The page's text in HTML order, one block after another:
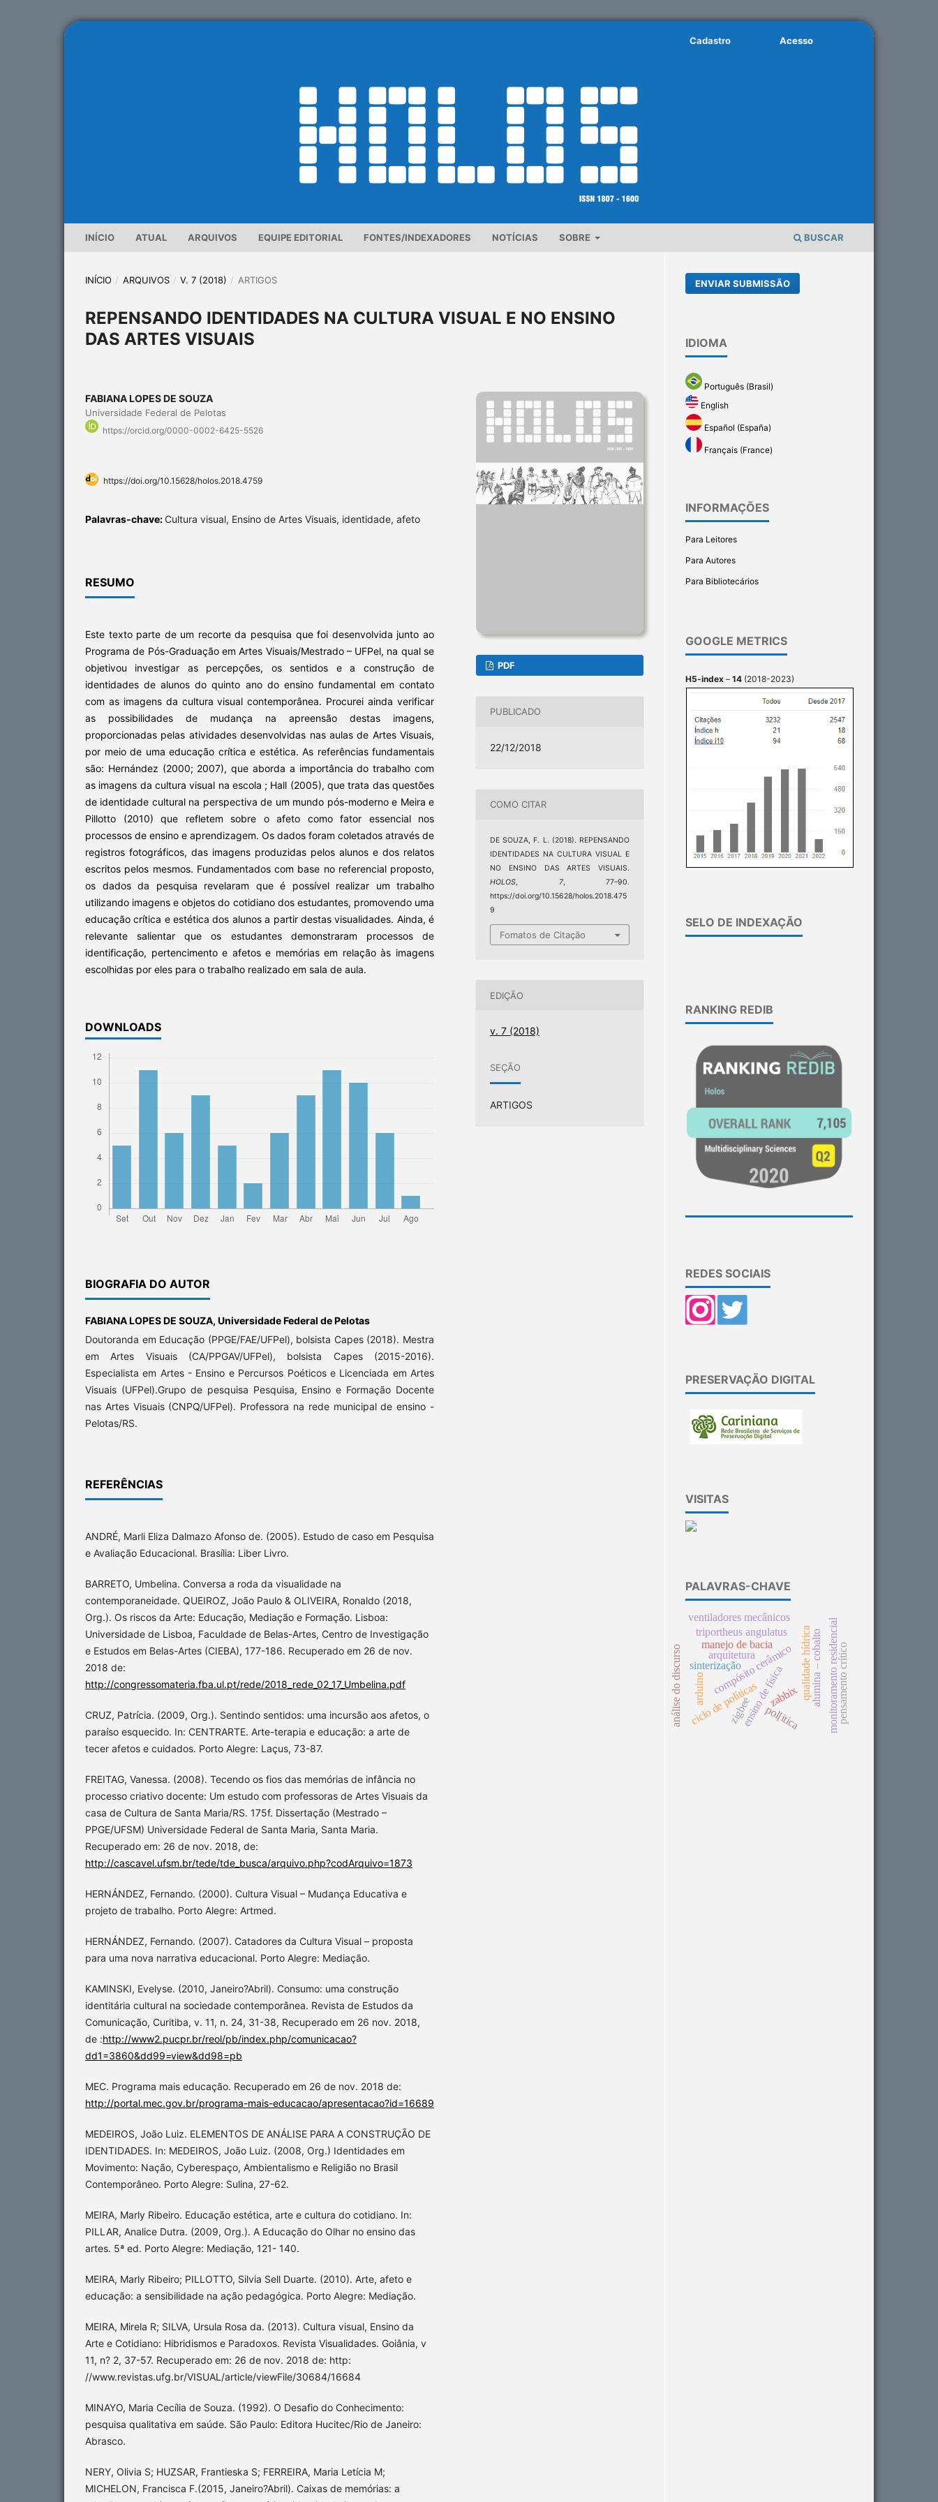
INÍCIO ATUAL ARQUIVOS EQUIPE EDITORIAL FONTES/INDEXADORES NOTÍCIAS SOBRE BUSCAR
Cadastro Acesso
INÍCIO / ARQUIVOS / V. 7 (2018) / ARTIGOS
REPENSANDO IDENTIDADES NA CULTURA VISUAL E NO ENSINO
DAS ARTES VISUAIS
FABIANA LOPES DE SOUZA
Universidade Federal de Pelotas
https://orcid.org/0000-0002-6425-5526
https://doi.org/10.15628/holos.2018.4759
Palavras-chave: Cultura visual, Ensino de Artes Visuais, identidade, afeto
RESUMO
Este texto parte de um recorte da pesquisa que foi desenvolvida junto ao
Programa de Pós-Graduação em Artes Visuais/Mestrado – UFPel, na qual se
objetivou investigar as percepções, os sentidos e a construção de
identidades de alunos do quinto ano do ensino fundamental em contato
com as imagens da cultura visual contemporânea. Procurei ainda verificar
as possibilidades de mudança na apreensão destas imagens,
proporcionadas pelas atividades desenvolvidas nas aulas de Artes Visuais,
por meio de uma educação crítica e estética. As referências fundamentais
são: Hernández (2000; 2007), que aborda a importância do trabalho com
as imagens da cultura visual na escola ; Hall (2005), que trata das questões
de identidade cultural na perspectiva de um mundo pós-moderno e Meira e
Pillotto (2010) que refletem sobre o afeto como fator essencial nos
processos de ensino e aprendizagem. Os dados foram coletados através de
registros fotográficos, das imagens produzidas pelos alunos e dos relatos
escritos pelos mesmos. Fundamentados com base no referencial proposto,
os dados da pesquisa revelaram que é possível realizar um trabalho
utilizando imagens e objetos do cotidiano dos estudantes, promovendo uma
educação crítica e estética dos alunos a partir destas visualidades. Ainda, é
relevante salientar que os estudantes demonstraram processos de
identificação, pertencimento e afetos e memórias em relação às imagens
escolhidas por eles para o trabalho realizado em sala de aula.
DOWNLOADS
BIOGRAFIA DO AUTOR
FABIANA LOPES DE SOUZA, Universidade Federal de Pelotas
Doutoranda em Educação (PPGE/FAE/UFPel), bolsista Capes (2018). Mestra
em Artes Visuais (CA/PPGAV/UFPel), bolsista Capes (2015-2016).
Especialista em Artes - Ensino e Percursos Poéticos e Licenciada em Artes
Visuais (UFPel).Grupo de pesquisa Pesquisa, Ensino e Formação Docente
nas Artes Visuais (CNPQ/UFPel). Professora na rede municipal de ensino -
Pelotas/RS.
REFERÊNCIAS
ANDRÉ, Marli Eliza Dalmazo Afonso de. (2005). Estudo de caso em Pesquisa
e Avaliação Educacional. Brasília: Liber Livro.
BARRETO, Umbelina. Conversa a roda da visualidade na
contemporaneidade. QUEIROZ, João Paulo & OLIVEIRA, Ronaldo (2018,
Org.). Os riscos da Arte: Educação, Mediação e Formação. Lisboa:
Universidade de Lisboa, Faculdade de Belas-Artes, Centro de Investigação
e Estudos em Belas-Artes (CIEBA), 177-186. Recuperado em 26 de nov.
2018 de:
http://congressomateria.fba.ul.pt/rede/2018_rede_02_17_Umbelina.pdf
CRUZ, Patrícia. (2009, Org.). Sentindo sentidos: uma incursão aos afetos, o
paraíso esquecido. In: CENTRARTE. Arte-terapia e educação: a arte de
tecer afetos e cuidados. Porto Alegre: Laçus, 73-87.
FREITAG, Vanessa. (2008). Tecendo os fios das memórias de infância no
processo criativo docente: Um estudo com professoras de Artes Visuais da
casa de Cultura de Santa Maria/RS. 175f. Dissertação (Mestrado –
PPGE/UFSM) Universidade Federal de Santa Maria, Santa Maria.
Recuperado em: 26 de nov. 2018, de:
http://cascavel.ufsm.br/tede/tde_busca/arquivo.php?codArquivo=1873
HERNÁNDEZ, Fernando. (2000). Cultura Visual – Mudança Educativa e
projeto de trabalho. Porto Alegre: Artmed.
HERNÁNDEZ, Fernando. (2007). Catadores da Cultura Visual – proposta
para uma nova narrativa educacional. Porto Alegre: Mediação.
KAMINSKI, Evelyse. (2010, Janeiro?Abril). Consumo: uma construção
identitária cultural na sociedade contemporânea. Revista de Estudos da
Comunicação, Curitiba, v. 11, n. 24, 31-38, Recuperado em 26 nov. 2018,
de :http://www2.pucpr.br/reol/pb/index.php/comunicacao?
dd1=3860&dd99=view&dd98=pb
MEC. Programa mais educação. Recuperado em 26 de nov. 2018 de:
http://portal.mec.gov.br/programa-mais-educacao/apresentacao?id=16689
MEDEIROS, João Luiz. ELEMENTOS DE ANÁLISE PARA A CONSTRUÇÃO DE
IDENTIDADES. In: MEDEIROS, João Luiz. (2008, Org.) Identidades em
Movimento: Nação, Cyberespaço, Ambientalismo e Religião no Brasil
Contemporâneo. Porto Alegre: Sulina, 27-62.
MEIRA, Marly Ribeiro. Educação estética, arte e cultura do cotidiano. In:
PILLAR, Analice Dutra. (2009, Org.). A Educação do Olhar no ensino das
artes. 5ª ed. Porto Alegre: Mediação, 121- 140.
MEIRA, Marly Ribeiro; PILLOTTO, Silvia Sell Duarte. (2010). Arte, afeto e
educação: a sensibilidade na ação pedagógica. Porto Alegre: Mediação.
MEIRA, Mirela R; SILVA, Ursula Rosa da. (2013). Cultura visual, Ensino da
Arte e Cotidiano: Hibridismos e Paradoxos. Revista Visualidades. Goiânia, v
11, n? 2, 37-57. Recuperado em: 26 de nov. 2018 de: http:
//www.revistas.ufg.br/VISUAL/article/viewFile/30684/16684
MINAYO, Maria Cecília de Souza. (1992). O Desafio do Conhecimento:
pesquisa qualitativa em saúde. São Paulo: Editora Hucitec/Rio de Janeiro:
Abrasco.
NERY, Olivia S; HUZSAR, Frantieska S; FERREIRA, Maria Letícia M;
MICHELON, Francisca F.(2015, Janeiro?Abril). Caixas de memórias: a
PDF
PUBLICADO
22/12/2018
COMO CITAR
DE SOUZA, F. L. (2018). REPENSANDO
IDENTIDADES NA CULTURA VISUAL E
NO ENSINO DAS ARTES VISUAIS.
HOLOS
7, 77–90.
https://doi.org/10.15628/holos.2018.475
9
Fomatos de Citação
EDIÇÃO
v. 7 (2018)
SEÇÃO
ARTIGOS
ENVIAR SUBMISSÃO
IDIOMA
Português (Brasil)
English
Español (España)
Français (France)
INFORMAÇÕES
Para Leitores
Para Autores
Para Bibliotecários
GOOGLE METRICS
H5-index – 14 (2018-2023)
SELO DE INDEXAÇÃO
RANKING REDIB
REDES SOCIAIS
PRESERVAÇÃO DIGITAL
VISITAS
PALAVRAS-CHAVE
ensino de física qualidade hídrica
manejo de bacia
compósito cerâmico alumina – cobalto
sinterização monitoramento residencial
zigbee zabbix
pol[itica
triportheus angulatus
análise do discurso ciclo de políticas
arquitetura
ventiladores mecânicos
arduino pensamento crítico